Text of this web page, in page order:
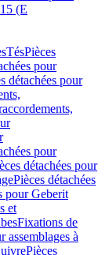
(E
TésPièces
pour
détachées pour
pour
détachées pour
Pièces détachées
pour Geberit
et
Fixations de
assemblages à
Pièces